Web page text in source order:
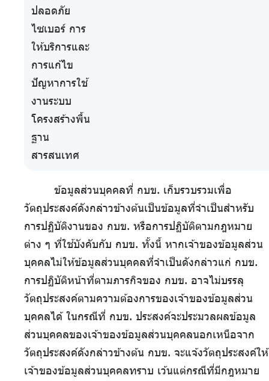
ปลอดภัย
ไซเบอร์ การ
ให้บริการและ
การแก้ไข
ปัญหาการใช้
งานระบบ
โครงสร้างพื้น
ฐาน
สารสนเทศ
ข้อมูลส่วนบุคคลที่ กบข. เก็บรวบรวมเพื่อ
วัตถุประสงค์ดังกล่าวข้างต้นเป็นข้อมูลที่จำเป็นสำหรับ
การปฏิบัติงานของ กบข. หรือการปฏิบัติตามกฎหมาย
ต่าง ๆ ที่ใช้บังคับกับ กบข. ทั้งนี้ หากเจ้าของข้อมูลส่วน
บุคคลไม่ให้ข้อมูลส่วนบุคคลที่จำเป็นดังกล่าวแก่ กบข.
การปฏิบัติหน้าที่ตามภารกิจของ กบข. อาจไม่บรรลุ
วัตถุประสงค์ตามความต้องการของเจ้าของข้อมูลส่วน
บุคคลได้ ในกรณีที่ กบข. ประสงค์จะประมวลผลข้อมูล
ส่วนบุคคลของเจ้าของข้อมูลส่วนบุคคลนอกเหนือจาก
วัตถุประสงค์ดังกล่าวข้างต้น กบข. จะแจ้งวัตถุประสงค์ให้
เจ้าของข้อมูลส่วนบุคคลทราบ เว้นแต่กรณีที่มีกฎหมาย